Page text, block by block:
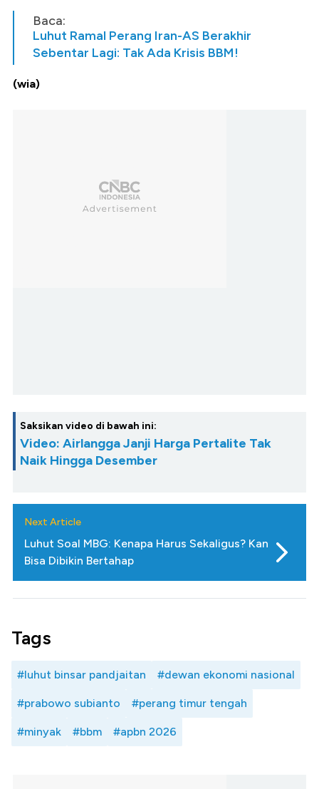
Baca:
Luhut Ramal Perang Iran-AS Berakhir
Sebentar Lagi: Tak Ada Krisis BBM!
(wia)
Saksikan video di bawah ini:
Video: Airlangga Janji Harga Pertalite Tak
Naik Hingga Desember
Next Article
Luhut Soal MBG: Kenapa Harus Sekaligus? Kan
Bisa Dibikin Bertahap
Tags
#luhut binsar pandjaitan #dewan ekonomi nasional
#prabowo subianto #perang timur tengah
#minyak #bbm #apbn 2026